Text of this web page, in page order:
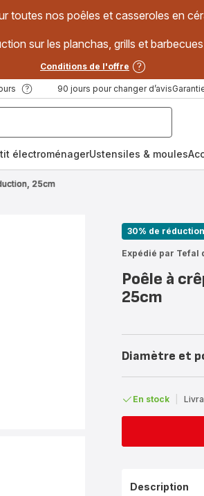
toutes nos poêles et casseroles en
sur les planchas, grills et
Conditions de l'offre
90 jours pour changer d’avis
électroménagerUstensiles & moules
25cm
30% de
Expédié par Tefal
Poêle à
25cm
Diamètre et
En stock
Description